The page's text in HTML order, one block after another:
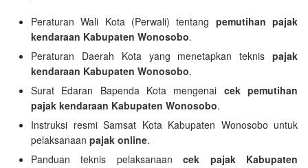
Peraturan Wali Kota (Perwali) tentang pemutihan pajak
kendaraan Kabupaten Wonosobo.
Peraturan Daerah Kota yang menetapkan teknis pajak
kendaraan Kabupaten Wonosobo.
Surat Edaran Bapenda Kota mengenai cek pemutihan
pajak kendaraan Kabupaten Wonosobo.
Instruksi resmi Samsat Kota Kabupaten Wonosobo untuk
pelaksanaan pajak online.
Panduan teknis pelaksanaancek pajak Kabupaten